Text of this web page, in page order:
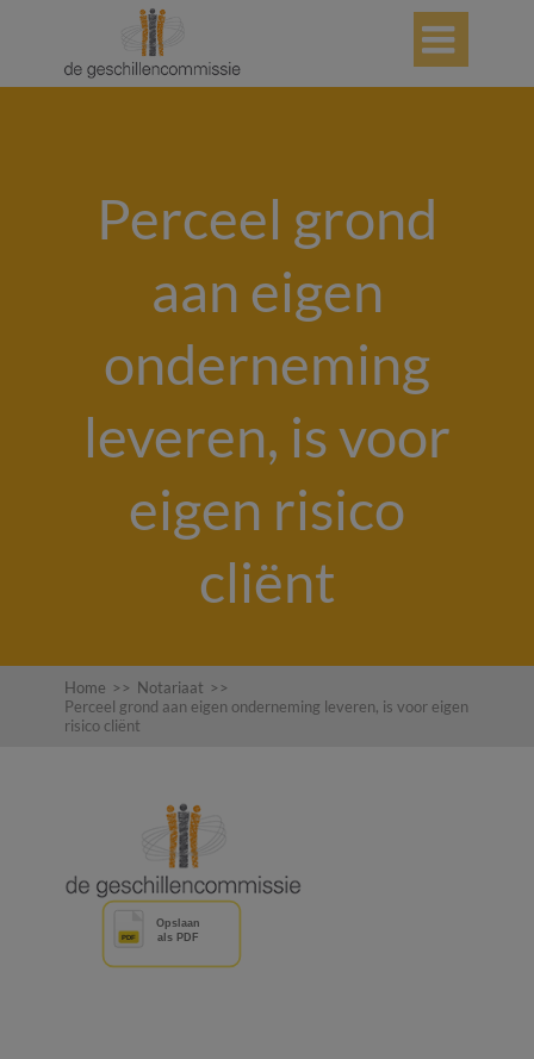

Perceel grond
aan eigen
onderneming
leveren, is voor
eigen risico
cliënt
Home >> Notariaat >>
Perceel grond aan eigen onderneming leveren, is voor eigen
risico cliënt